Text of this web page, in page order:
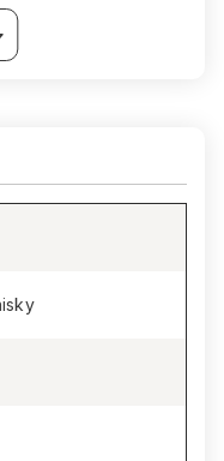
tiramisu, quả mâm
sồi ngọt.
dài, cân bằng và